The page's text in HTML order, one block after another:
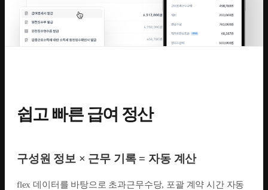
쉽고 빠른 급여 정산
구성원 정보 × 근무 기록 = 자동 계산
flex 데이터를 바탕으로 초과근무수당, 포괄 계약 시간 자동